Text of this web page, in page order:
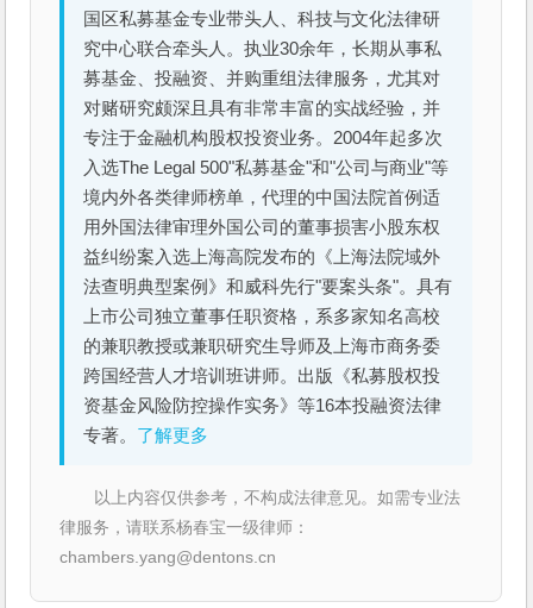
国区私募基金专业带头人、科技与文化法律研
究中心联合牵头人。执业30余年，长期从事私
募基金、投融资、并购重组法律服务，尤其对
对赌研究颇深且具有非常丰富的实战经验，并
专注于金融机构股权投资业务。2004年起多次
入选The Legal 500"私募基金"和"公司与商业"等
境内外各类律师榜单，代理的中国法院首例适
用外国法律审理外国公司的董事损害小股东权
益纠纷案入选上海高院发布的《上海法院域外
法查明典型案例》和威科先行"要案头条"。具有
上市公司独立董事任职资格，系多家知名高校
的兼职教授或兼职研究生导师及上海市商务委
跨国经营人才培训班讲师。出版《私募股权投
资基金风险防控操作实务》等16本投融资法律
专著。 了解更多
以上内容仅供参考，不构成法律意见。如需专业法
律服务，请联系杨春宝一级律师：
chambers.yang@dentons.cn